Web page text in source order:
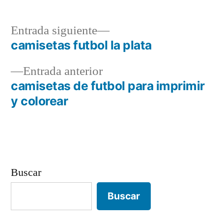
Navegación
de
entradas
Entrada anteriorEntrada
anterior:
camisetas de futbol para imprimir
y colorear
Entrada siguiente
Entrada
siguiente:
camisetas futbol la plata
Buscar
Buscar